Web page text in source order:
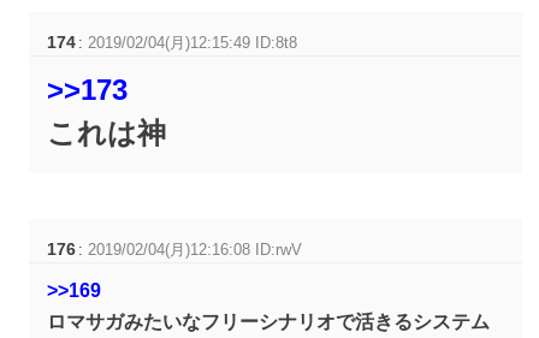
174 :2019/02/04(月)12:15:49 ID:8t8
>>173
これは神
176 :2019/02/04(月)12:16:08 ID:rwV
>>169
ロマサガみたいなフリーシナリオで活きるシステム